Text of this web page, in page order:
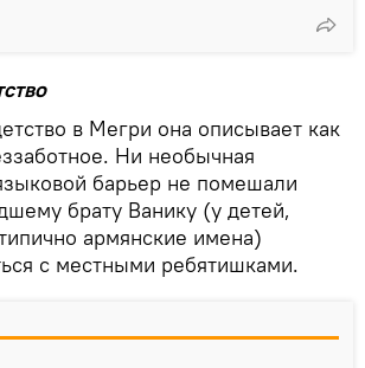
в Мегри она описывает как
Ни необычная
барьер не помешали
брату Ванику (у детей,
армянские имена)
с местными ребятишками.